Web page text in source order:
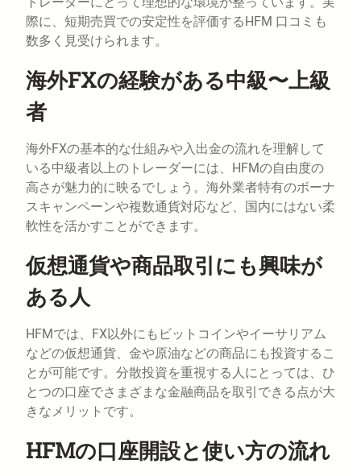
際に、短期売買での安定性を評価するHFM 口コミも
数多く見受けられます。
海外FXの経験がある中級〜上級
者
海外FXの基本的な仕組みや入出金の流れを理解して
いる中級者以上のトレーダーには、HFMの自由度の
高さが魅力的に映るでしょう。海外業者特有のボーナ
スキャンペーンや複数通貨対応など、国内にはない柔
軟性を活かすことができます。
仮想通貨や商品取引にも興味が
ある人
HFMでは、FX以外にもビットコインやイーサリアム
などの仮想通貨、金や原油などの商品にも投資するこ
とが可能です。分散投資を重視する人にとっては、ひ
とつの口座でさまざまな金融商品を取引できる点が大
きなメリットです。
HFMの口座開設と使い方の流れ